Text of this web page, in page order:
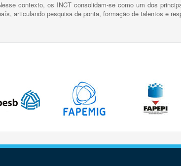
contexto, os INCT consolidam-se como um dos
articulando pesquisa de ponta, formação de talentos e